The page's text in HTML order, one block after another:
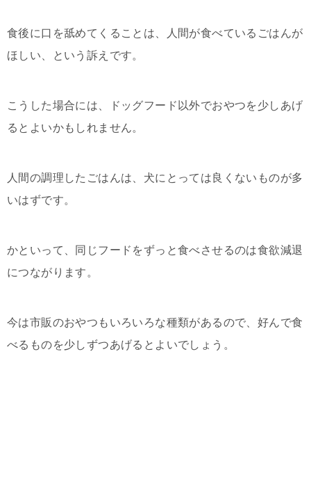
食後に口を舐めてくることは、人間が食べているごはんが
ほしい、という訴えです。
こうした場合には、ドッグフード以外でおやつを少しあげ
るとよいかもしれません。
人間の調理したごはんは、犬にとっては良くないものが多
いはずです。
かといって、同じフードをずっと食べさせるのは食欲減退
につながります。
今は市販のおやつもいろいろな種類があるので、好んで食
べるものを少しずつあげるとよいでしょう。